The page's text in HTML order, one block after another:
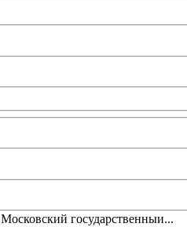
государственныи...